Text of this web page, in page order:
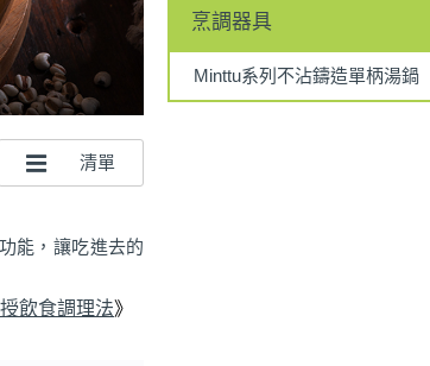
能，讓吃進去的
飲食調理法》
烹調器具
Minttu系列不沾鑄造單柄湯鍋